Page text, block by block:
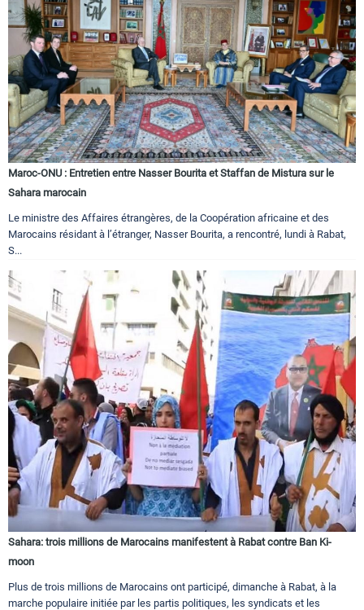
Maroc-ONU : Entretien entre Nasser Bourita et Staffan de Mistura sur le
Sahara marocain
Le ministre des Affaires étrangères, de la Coopération africaine et des
Marocains résidant à l’étranger, Nasser Bourita, a rencontré, lundi à Rabat,
S...
Sahara: trois millions de Marocains manifestent à Rabat contre Ban Ki-
moon
Plus de trois millions de Marocains ont participé, dimanche à Rabat, à la
marche populaire initiée par les partis politiques, les syndicats et les